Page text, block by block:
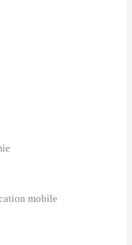
mobile